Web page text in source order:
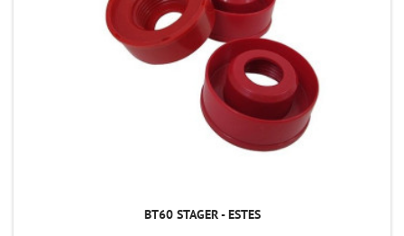
BT60 STAGER - ESTES